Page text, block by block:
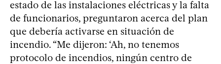
estado de las instalaciones eléctricas y la falta
de funcionarios, preguntaron acerca del plan
que debería activarse en situación de
incendio. “Me dijeron: ‘Ah, no tenemos
protocolo de incendios, ningún centro de